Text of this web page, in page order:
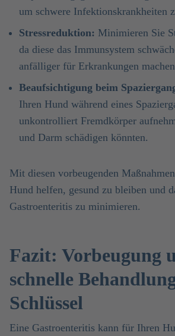
um schwere Infektionskrankheiten
Stressreduktion: Minimieren Sie
da diese das Immunsystem
anfälliger für Erkrankungen
Beaufsichtigung beim
Ihren Hund während eines
unkontrolliert Fremdkörper
und Darm schädigen könnten.
Mit diesen vorbeugenden
Hund helfen, gesund zu bleiben und
Gastroenteritis zu minimieren.
Fazit: Vorbeugung
schnelle
Schlüssel
Eine Gastroenteritis kann für Ihren